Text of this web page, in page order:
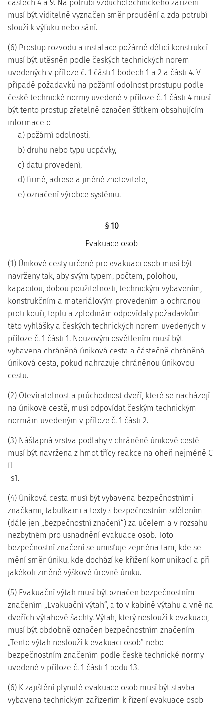
částech 4 a 9. Na potrubí vzduchotechnického zařízení
musí být viditelně vyznačen směr proudění a zda potrubí
slouží k výfuku nebo sání.
(6) Prostup rozvodu a instalace požárně dělicí konstrukcí
musí být utěsněn podle českých technických norem
uvedených v příloze č. 1 části 1 bodech 1 a 2 a části 4. V
případě požadavků na požární odolnost prostupu podle
české technické normy uvedené v příloze č. 1 části 4 musí
být tento prostup zřetelně označen štítkem obsahujícím
informace o
a) požární odolnosti,
b) druhu nebo typu ucpávky,
c) datu provedení,
d) firmě, adrese a jméně zhotovitele,
e) označení výrobce systému.
§ 10
Evakuace osob
(1) Únikové cesty určené pro evakuaci osob musí být
navrženy tak, aby svým typem, počtem, polohou,
kapacitou, dobou použitelnosti, technickým vybavením,
konstrukčním a materiálovým provedením a ochranou
proti kouři, teplu a zplodinám odpovídaly požadavkům
této vyhlášky a českých technických norem uvedených v
příloze č. 1 části 1. Nouzovým osvětlením musí být
vybavena chráněná úniková cesta a částečně chráněná
úniková cesta, pokud nahrazuje chráněnou únikovou
cestu.
(2) Otevíratelnost a průchodnost dveří, které se nacházejí
na únikové cestě, musí odpovídat českým technickým
normám uvedeným v příloze č. 1 části 2.
(3) Nášlapná vrstva podlahy v chráněné únikové cestě
musí být navržena z hmot třídy reakce na oheň nejméně C
fl
-s1.
(4) Úniková cesta musí být vybavena bezpečnostními
značkami, tabulkami a texty s bezpečnostním sdělením
(dále jen „bezpečnostní značení“) za účelem a v rozsahu
nezbytném pro usnadnění evakuace osob. Toto
bezpečnostní značení se umisťuje zejména tam, kde se
mění směr úniku, kde dochází ke křížení komunikací a při
jakékoli změně výškové úrovně úniku.
(5) Evakuační výtah musí být označen bezpečnostním
značením „Evakuační výtah“, a to v kabině výtahu a vně na
dveřích výtahové šachty. Výtah, který neslouží k evakuaci,
musí být obdobně označen bezpečnostním značením
„Tento výtah neslouží k evakuaci osob“ nebo
bezpečnostním značením podle české technické normy
uvedené v příloze č. 1 části 1 bodu 13.
(6) K zajištění plynulé evakuace osob musí být stavba
vybavena technickým zařízením k řízení evakuace osob